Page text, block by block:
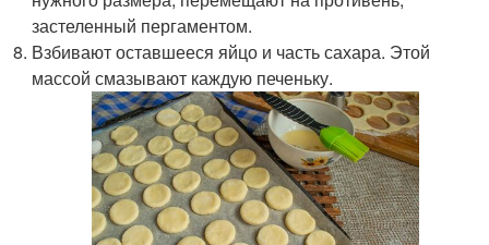
застеленный пергаментом.
Взбивают оставшееся яйцо и часть сахара. Этой
массой смазывают каждую печеньку.